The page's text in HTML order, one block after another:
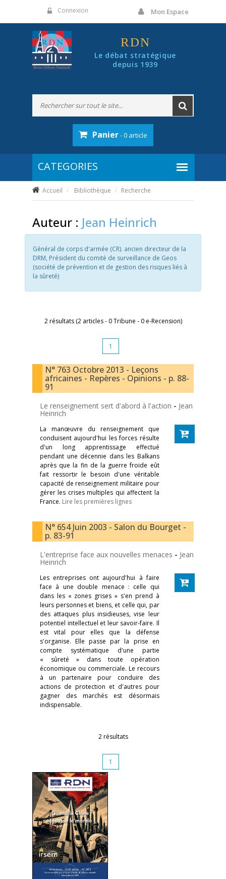
Connexion Mon Espace
RDN
Le débat stratégique
depuis 1939
Panier- 0 article
Accueil Bibliothèque Recherche
Auteur : Jean Heinrich
Général de corps d'armée (CR). ancien directeur de la
DRM, Président du comité de surveillance de Geos
(société de prévention et de gestion des risques liés à
la sûreté)
2 résultats (2 articles - 0 Tribune - 0 e-Recension)
1
N° 763 Octobre 2013 - Leçons
africaines - Repères - Opinions - p. 88-
91
Le renseignement sert d'abord à l'action - Jean
Heinrich
La manœuvre du renseignement que
conduisent aujourd'hui les forces résulte
d'un long apprentissage effectué
pendant une décennie dans les Balkans
après que la fin de la guerre froide eût
fait ressortir le besoin d'une véritable
capacité de renseignement militaire pour
gérer les crises multiples qui affectent la
France. Lire les premières lignes
N° 654 Juin 2003 - Salon du Bourget -
p. 83-91
L'entreprise face aux nouvelles menaces - Jean
Heinrich
Les entreprises ont aujourd'hui à faire
face à une double menace : celle qui
dans les « zones grises » s'en prend à
leurs personnes et biens, et celle qui, par
des attaques plus insidieuses, vise leur
potentiel intellectuel et leur savoir-faire. Il
est vital pour elles que la défense
s'organise. Elle passe par la prise en
compte systématique d'une partie
« sûreté » dans toute opération
économique ou commerciale. Le recours
à un partenaire pour conduire des
actions de protection et d'autres pour
gagner des marchés est désormais
indispensable.
2 résultats
1